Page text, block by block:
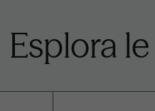
Esplora